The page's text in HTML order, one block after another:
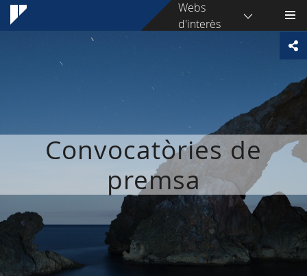
Webs
d'interès
Convocatòries de
premsa